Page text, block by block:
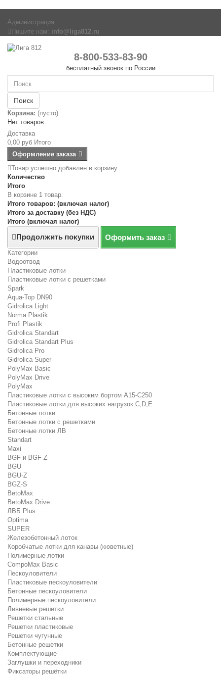
Администрация
Пишите нам: info@liga812.ru
8-800-533-83-90
бесплатный звонок по России
Поиск
Корзина: (пусто)
Нет товаров
Доставка
0,00 руб Итого
Оформление заказа
Товар успешно добавлен в корзину
Количество
Итого
В корзине 1 товар.
Итого товаров: (включая налог)
Итого за доставку (без НДС)
Итого (включая налог)
Продолжить покупки Оформить заказ
Категории
Водоотвод
Пластиковые лотки
Пластиковые лотки с решетками
Spark
Aqua-Top DN90
Gidrolica Light
Norma Plastik
Profi Plastik
Gidrolica Standart
Gidrolica Standart Plus
Gidrolica Pro
Gidrolica Super
PolyMax Basic
PolyMax Drive
PolyMax
Пластиковые лотки с высоким бортом А15-C250
Пластиковые лотки для высоких нагрузок C,D,E
Бетонные лотки
Бетонные лотки с решетками
Бетонные лотки ЛВ
Standart
Maxi
BGF и BGF-Z
BGU
BGU-Z
BGZ-S
BetoMax
BetoMax Drive
ЛВБ Plus
Optima
SUPER
Железобетонный лоток
Коробчатые лотки для канавы (кюветные)
Полимерные лотки
CompoMax Basic
Пескоуловители
Пластиковые пескоуловители
Бетонные пескоуловители
Полимерные пескоуловители
Ливневые решетки
Решетки стальные
Решетки пластиковые
Решетки чугунные
Бетонные решетки
Комплектующие
Заглушки и переходники
Фиксаторы решётки